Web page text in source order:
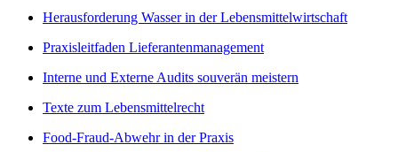
Herausforderung Wasser in der Lebensmittelwirtschaft
Praxisleitfaden Lieferantenmanagement
Interne und Externe Audits souverän meistern
Texte zum Lebensmittelrecht
Food-Fraud-Abwehr in der Praxis